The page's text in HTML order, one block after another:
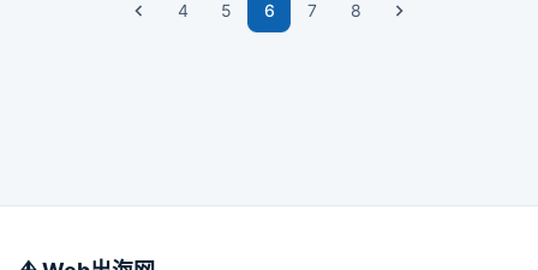
式多样，费用2199元。
4 5 6 7 8